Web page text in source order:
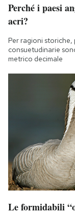
Perché i paesi
acri?
Per ragioni
consuetudinarie
metrico decimale
Le formidabili